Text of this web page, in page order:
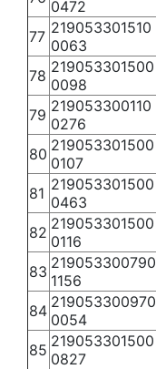
0472
77 219053301510
0063
78 219053301500
0098
79 219053300110
0276
80 219053301500
0107
81 219053301500
0463
82 219053301500
0116
83 219053300790
1156
84 219053300970
0054
85 219053301500
0827